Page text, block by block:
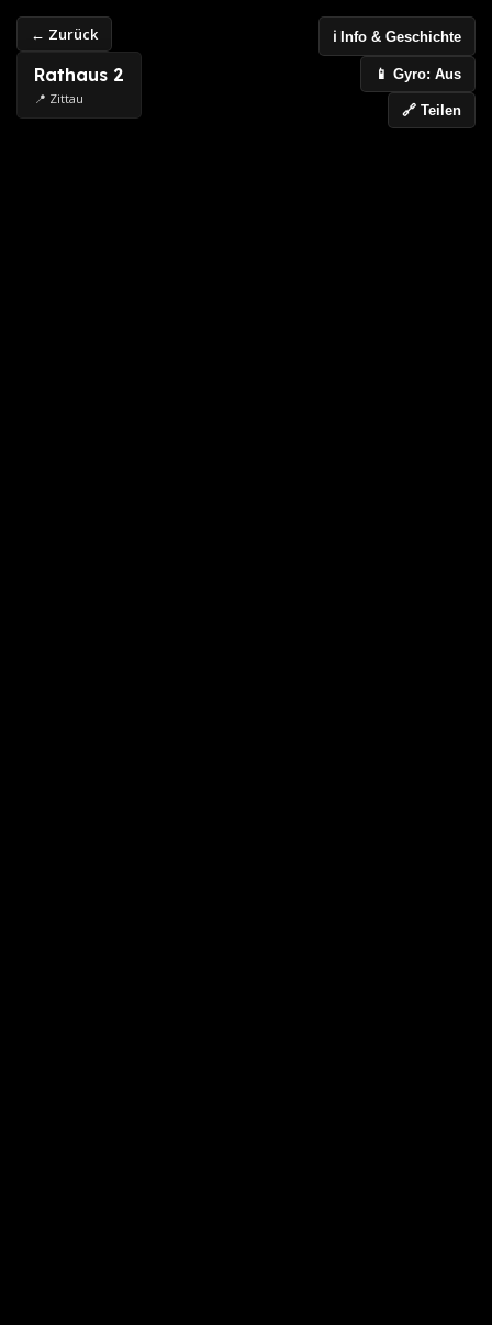
← Zurück
Rathaus 2
📍 Zittau
ℹ️ Info & Geschichte
📱 Gyro: Aus
🔗 Teilen